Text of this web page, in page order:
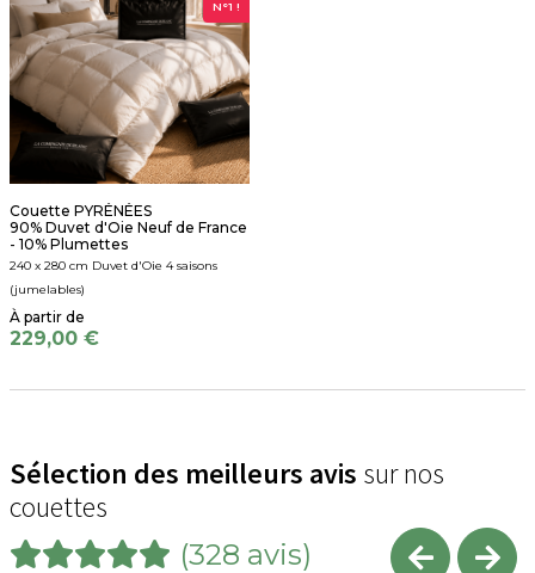
N°1 !
Couette PYRÉNÉES
90% Duvet d'Oie Neuf de France
- 10% Plumettes
240 x 280 cm Duvet d'Oie 4 saisons
(jumelables)
229,00 €
Sélection des meilleurs avis sur nos
couettes
(328 avis)